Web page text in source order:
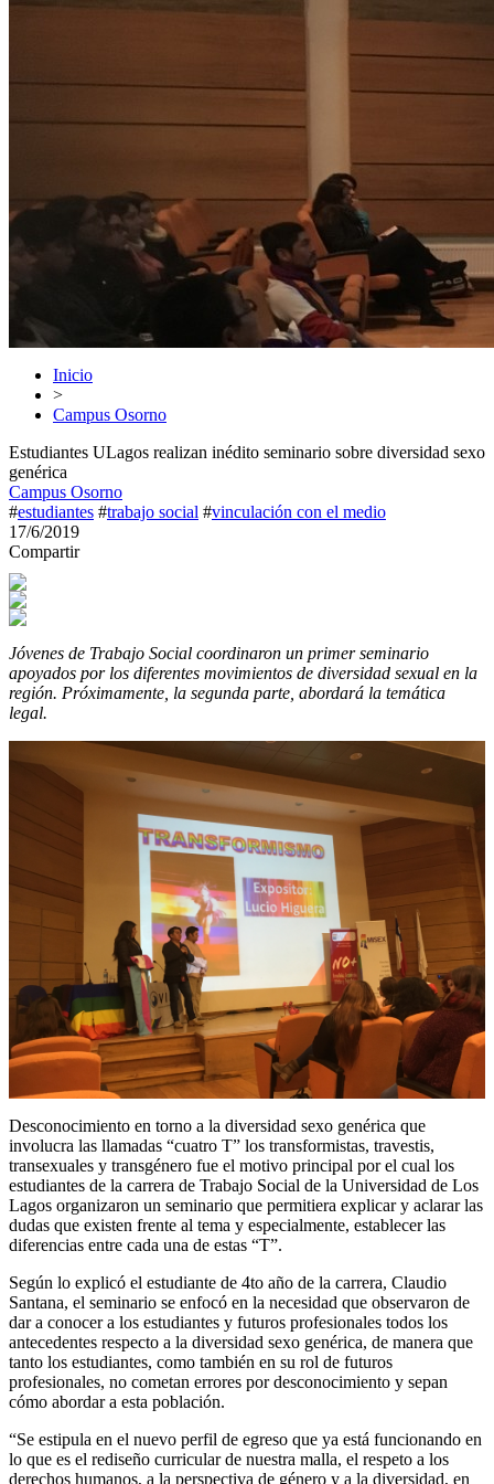
Inicio
>
Campus Osorno
Estudiantes ULagos realizan inédito seminario sobre diversidad sexo
genérica
Campus Osorno
#estudiantes #trabajo social #vinculación con el medio
17/6/2019
Compartir
Jóvenes de Trabajo Social coordinaron un primer seminario
apoyados por los diferentes movimientos de diversidad sexual en la
región. Próximamente, la segunda parte, abordará la temática
legal.
Desconocimiento en torno a la diversidad sexo genérica que
involucra las llamadas “cuatro T” los transformistas, travestis,
transexuales y transgénero fue el motivo principal por el cual los
estudiantes de la carrera de Trabajo Social de la Universidad de Los
Lagos organizaron un seminario que permitiera explicar y aclarar las
dudas que existen frente al tema y especialmente, establecer las
diferencias entre cada una de estas “T”.
Según lo explicó el estudiante de 4to año de la carrera, Claudio
Santana, el seminario se enfocó en la necesidad que observaron de
dar a conocer a los estudiantes y futuros profesionales todos los
antecedentes respecto a la diversidad sexo genérica, de manera que
tanto los estudiantes, como también en su rol de futuros
profesionales, no cometan errores por desconocimiento y sepan
cómo abordar a esta población.
“Se estipula en el nuevo perfil de egreso que ya está funcionando en
lo que es el rediseño curricular de nuestra malla, el respeto a los
derechos humanos, a la perspectiva de género y a la diversidad, en